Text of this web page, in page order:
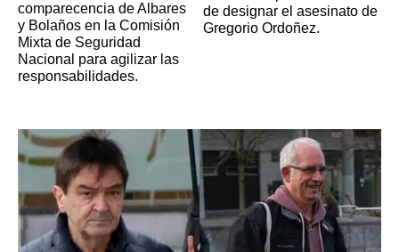
comparecencia de Albares
y Bolaños en la Comisión
Mixta de Seguridad
Nacional para agilizar las
responsabilidades.
de designar el asesinato de
Gregorio Ordoñez.